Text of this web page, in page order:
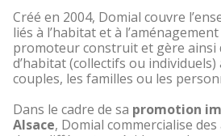
Créé en 2004, Domial couvre
liés à l’habitat et à
promoteur construit et gère ainsi
d’habitat (collectifs ou
couples, les familles ou les
Dans le cadre de sa promotion
Alsace, Domial commercialise